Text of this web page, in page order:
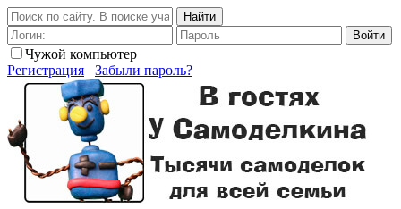
Найти
Войти
Чужой компьютер
Регистрация
Забыли пароль?